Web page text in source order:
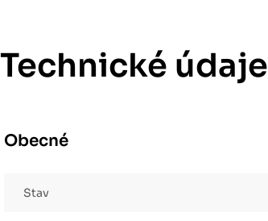
Technické údaje
Obecné
Stav